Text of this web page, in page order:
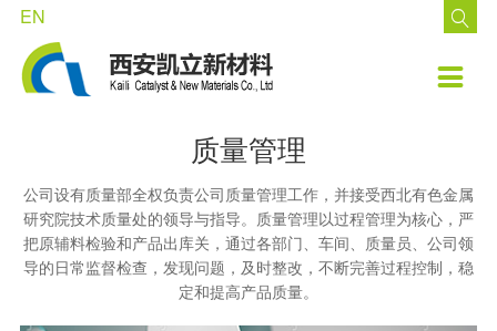
EN 
走进凯立
了解凯立
里程碑
荣誉资质
技术中心
现有技术
产品中心
钯系列催化剂
铑系列催化剂
钌系列催化剂
公示公告
公告
投资者关系
投资者教育
客户支持
资料下载
网上订购
加盟凯立
招聘职位

质量管理
公司设有质量部全权负责公司质量管理工作，并接受西北有色金属
研究院技术质量处的领导与指导。质量管理以过程管理为核心，严
把原辅料检验和产品出库关，通过各部门、车间、质量员、公司领
导的日常监督检查，发现问题，及时整改，不断完善过程控制，稳
定和提高产品质量。